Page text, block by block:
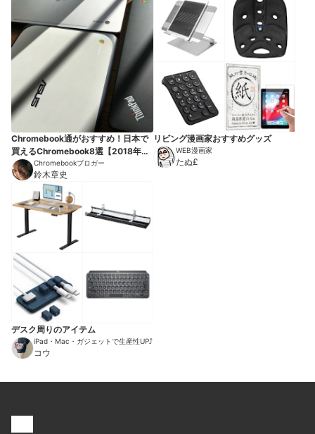
Chromebook通がおすすめ！日本で
買えるChromebook8選【2018年
版】
Chromebookブロガー
鈴木章史
リビング漫画家おすすめグッズ
WEB漫画家
たぬ£
デスク周りのアイテム
iPad・Mac・ガジェットで生産性UP⤴︎
コウ